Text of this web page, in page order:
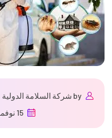
by شركة السلامة الدولية
15 نوفمبر/24